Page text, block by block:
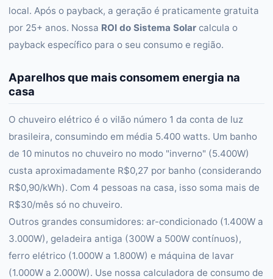
local. Após o payback, a geração é praticamente gratuita
por 25+ anos. Nossa ROI do Sistema Solar calcula o
payback específico para o seu consumo e região.
Aparelhos que mais consomem energia na
casa
O chuveiro elétrico é o vilão número 1 da conta de luz
brasileira, consumindo em média 5.400 watts. Um banho
de 10 minutos no chuveiro no modo "inverno" (5.400W)
custa aproximadamente R$0,27 por banho (considerando
R$0,90/kWh). Com 4 pessoas na casa, isso soma mais de
R$30/mês só no chuveiro.
Outros grandes consumidores: ar-condicionado (1.400W a
3.000W), geladeira antiga (300W a 500W contínuos),
ferro elétrico (1.000W a 1.800W) e máquina de lavar
(1.000W a 2.000W). Use nossa calculadora de consumo de